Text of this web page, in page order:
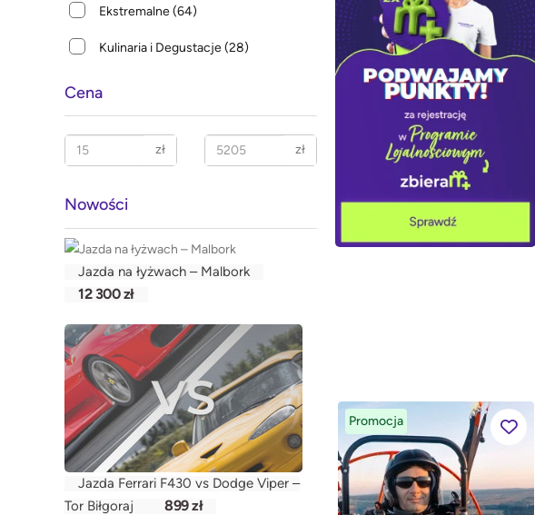
Ekstremalne(64)
Kulinaria i Degustacje(28)
Cena
zł zł
Nowości
Jazda na łyżwach – Malbork
12 300 zł
Jazda Ferrari F430 vs Dodge Viper –
Tor Biłgoraj
899 zł
Promocja